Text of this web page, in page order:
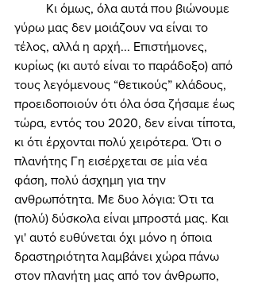
γύρω μας δεν μοιάζουν να είναι το
τέλος, αλλά η αρχή... Επιστήμονες,
κυρίως (κι αυτό είναι το παράδοξο) από
τους λεγόμενους “θετικούς” κλάδους,
προειδοποιούν ότι όλα όσα ζήσαμε έως
τώρα, εντός του 2020, δεν είναι τίποτα,
κι ότι έρχονται πολύ χειρότερα. Ότι ο
πλανήτης Γη εισέρχεται σε μία νέα
φάση, πολύ άσχημη για την
ανθρωπότητα. Με δυο λόγια: Ότι τα
(πολύ) δύσκολα είναι μπροστά μας. Και
γι' αυτό ευθύνεται όχι μόνο η όποια
δραστηριότητα λαμβάνει χώρα πάνω
στον πλανήτη μας από τον άνθρωπο,